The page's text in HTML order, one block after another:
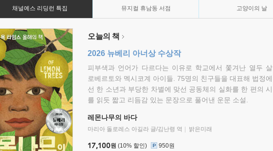
채널예스 리딩런 특집 뮤지컬 휴남동 서점 고양이의 날
오늘의 책
2026 뉴베리 아너상 수상작
피부색과 언어가 다르다는 이유로 학교에서 쫓겨난 열두 살
로베르토와 멕시코계 아이들. 75명의 친구들을 대표해 법정에
선 한 소년과 부당한 차별에 맞선 공동체의 실화를 한 편의 시
를 읽듯 짧고 리듬감 있는 문장으로 풀어낸 운문 소설.
레몬나무의 바다
마리아 돌로레스 아길라 글/김난령 역 밝은미래
17,100원 (10% 할인) 950원